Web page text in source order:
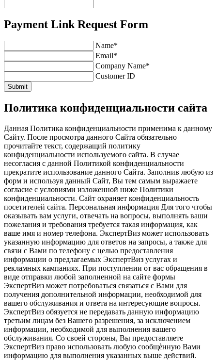
Payment Link Request Form
Name*
Email*
Company Name*
Customer ID
Submit
Политика конфиденциальности сайта
Данная Политика конфиденциальности применима к данному
Сайту. После просмотра данного Сайта обязательно
прочитайте текст, содержащий политику
конфиденциальности используемого сайта. В случае
несогласия с данной Политикой конфиденциальности
прекратите использование данного Сайта. Заполнив любую из
форм и используя данный Сайт, Вы тем самым выражаете
согласие с условиями изложенной ниже Политики
конфиденциальности. Сайт охраняет конфиденциальность
посетителей сайта. Персональная информация Для того чтобы
оказывать вам услуги, отвечать на вопросы, выполнять ваши
пожелания и требования требуется такая информация, как
ваше имя и номер телефона. ЭкспертВиз может использовать
указанную информацию для ответов на запросы, а также для
связи с Вами по телефону с целью предоставления
информации о предлагаемых ЭкспертВиз услугах и
рекламных кампаниях. При поступлении от вас обращения в
виде отправки любой заполненной на сайте формы
ЭкспертВиз может потребоваться связаться с Вами для
получения дополнительной информации, необходимой для
вашего обслуживания и ответа на интересующие вопросы.
ЭкспертВиз обязуется не передавать данную информацию
третьим лицам без Вашего разрешения, за исключением
информации, необходимой для выполнения вашего
обслуживания. Со своей стороны, Вы предоставляете
ЭкспертВиз право использовать любую сообщѐнную Вами
информацию для выполнения указанных выше действий.